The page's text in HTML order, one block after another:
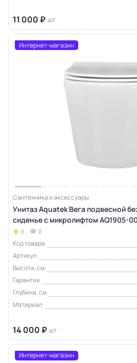
11 000 ₽ шт
Интернет-магазин
Сантехника и аксессуары
Унитаз Aquatek Вега подвесной
сиденье с микролифтом AQ1905-00
0 0
Код товара
Артикул
Высота, см
Гарантия
Глубина, см
Материал
14 000 ₽ шт
Интернет-магазин